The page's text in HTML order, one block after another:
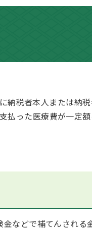
納税者本人または納
払った医療費が一定
などで補てんされ